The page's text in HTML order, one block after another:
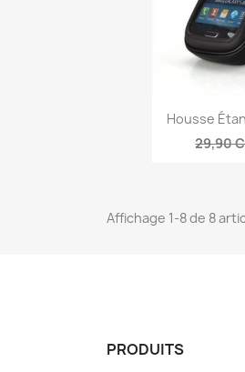

Housse
29,90
Affichage 1-8 de 8
PRODUITS